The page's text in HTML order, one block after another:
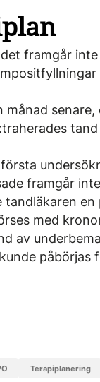
framgår
framgår
med
av
påbörjas
terapiplanering